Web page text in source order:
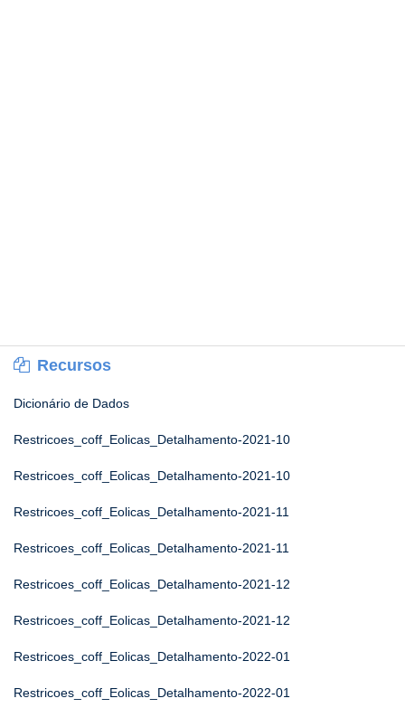
Recursos
Dicionário de Dados
Restricoes_coff_Eolicas_Detalhamento-2021-10
Restricoes_coff_Eolicas_Detalhamento-2021-10
Restricoes_coff_Eolicas_Detalhamento-2021-11
Restricoes_coff_Eolicas_Detalhamento-2021-11
Restricoes_coff_Eolicas_Detalhamento-2021-12
Restricoes_coff_Eolicas_Detalhamento-2021-12
Restricoes_coff_Eolicas_Detalhamento-2022-01
Restricoes_coff_Eolicas_Detalhamento-2022-01